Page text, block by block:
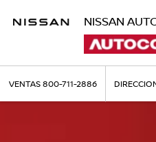
NISSAN
VENTAS800-711-2886